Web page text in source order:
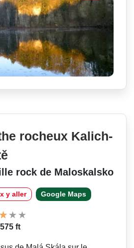
rocheux Kalich-
rock de Maloskalsko
y aller Google Maps
ft